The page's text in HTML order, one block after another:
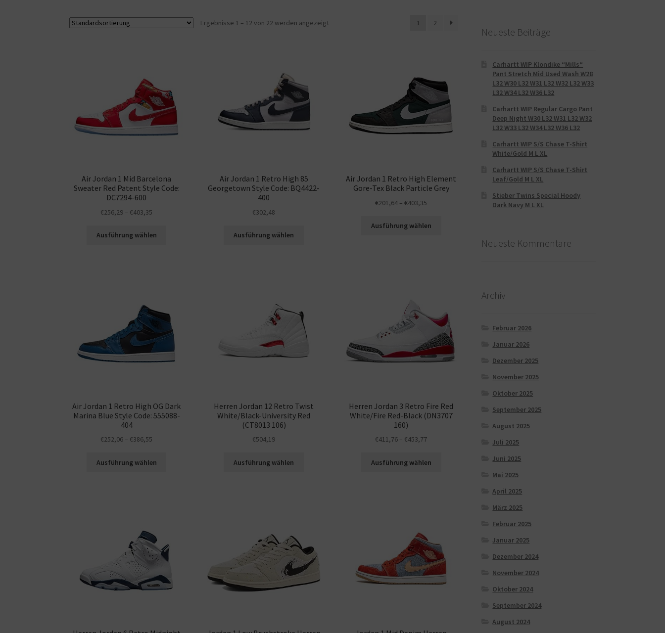
Ergebnisse 1 – 12 von 22 werden angezeigt 1 2
Air Jordan 1 Mid Barcelona
Sweater Red Patent Style Code:
DC7294-600
€256,29 –€403,35
Ausführung wählen
Air Jordan 1 Retro High 85
Georgetown Style Code: BQ4422-
400
€302,48
Ausführung wählen
Air Jordan 1 Retro High Element
Gore-Tex Black Particle Grey
€201,64 –€403,35
Ausführung wählen
Air Jordan 1 Retro High OG Dark
Marina Blue Style Code: 555088-
404
€252,06 –€386,55
Ausführung wählen
Herren Jordan 12 Retro Twist
White/Black-University Red
(CT8013 106)
€504,19
Ausführung wählen
Herren Jordan 3 Retro Fire Red
White/Fire Red-Black (DN3707
160)
€411,76 –€453,77
Ausführung wählen
Neueste Beiträge
Carhartt WIP Klondike “Mills“
Pant Stretch Mid Used Wash W28
L32 W30 L32 W31 L32 W32 L32 W33
L32 W34 L32 W36 L32
Carhartt WIP Regular Cargo Pant
Deep Night W30 L32 W31 L32 W32
L32 W33 L32 W34 L32 W36 L32
Carhartt WIP S/S Chase T-Shirt
White/Gold M L XL
Carhartt WIP S/S Chase T-Shirt
Leaf/Gold M L XL
Stieber Twins Special Hoody
Dark Navy M L XL
Neueste Kommentare
Archiv
Februar 2026
Januar 2026
Dezember 2025
November 2025
Oktober 2025
September 2025
August 2025
Juli 2025
Juni 2025
Mai 2025
April 2025
März 2025
Februar 2025
Januar 2025
Dezember 2024
November 2024
Oktober 2024
September 2024
August 2024